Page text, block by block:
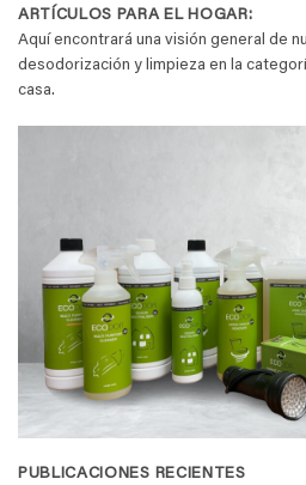
ARTÍCULOS PARA EL HOGAR:
Aquí encontrará una visión general de
desodorización y limpieza en la
casa.
PUBLICACIONES RECIENTES